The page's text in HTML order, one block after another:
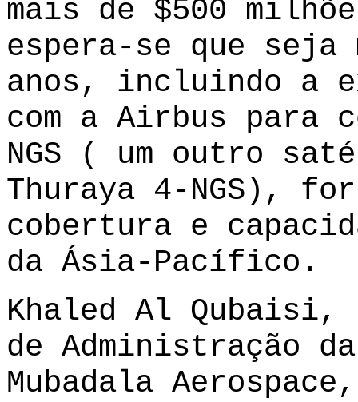
mais de $500
espera-se que seja
anos, incluindo a
com a Airbus para
NGS ( um outro
Thuraya 4-NGS),
cobertura e
da Ásia-Pacífico.
Khaled Al Qubaisi,
de Administração
Mubadala